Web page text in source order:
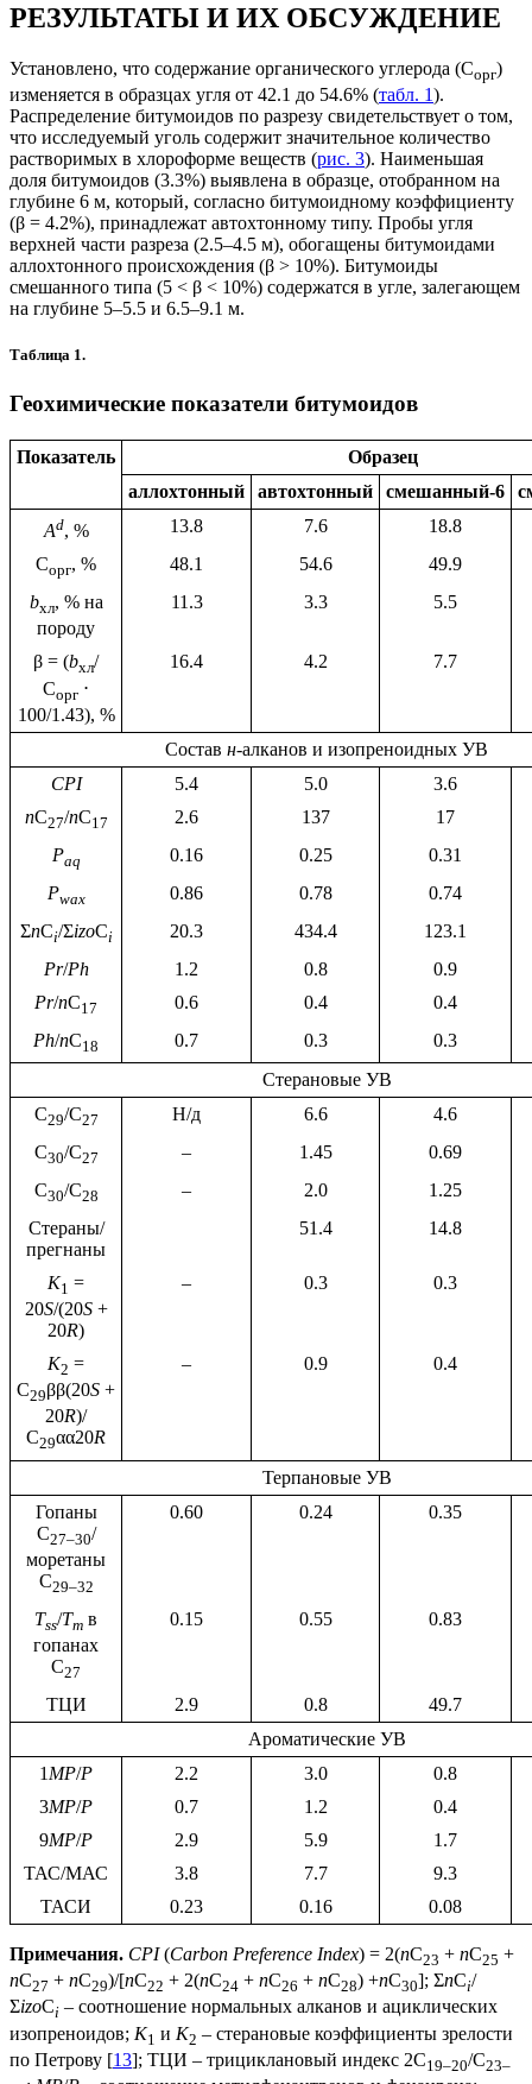
РЕЗУЛЬТАТЫ И ИХ ОБСУЖДЕНИЕ
Установлено, что содержание органического углерода (Cорг)
изменяется в образцах угля от 42.1 до 54.6% (табл. 1).
Распределение битумоидов по разрезу свидетельствует о том,
что исследуемый уголь содержит значительное количество
растворимых в хлороформе веществ (рис. 3). Наименьшая
доля битумоидов (3.3%) выявлена в образце, отобранном на
глубине 6 м, который, согласно битумоидному коэффициенту
(β = 4.2%), принадлежат автохтонному типу. Пробы угля
верхней части разреза (2.5–4.5 м), обогащены битумоидами
аллохтонного происхождения (β > 10%). Битумоиды
смешанного типа (5 < β < 10%) содержатся в угле, залегающем
на глубине 5–5.5 и 6.5–9.1 м.
Таблица 1.
Геохимические показатели битумоидов
Показатель
Образец
аллохтонный
автохтонный смешанный-6
Ad, % 13.8 7.6
18.8
Сорг, % 48.1 54.6
49.9
bхл, % на
породу
11.3 3.3 5.5
β = (bхл/
Сорг ⋅
100/1.43), %
16.4 4.2 7.7
Состав н-алканов и изопреноидных УВ
CPI
5.4 5.0
3.6
nС27/nС17 2.6 137
17
Paq 0.16 0.25
0.31
Pwax 0.86 0.78
0.74
ΣnCi/ΣizoCi 20.3 434.4
123.1
Pr/Ph 1.2 0.8
0.9
Pr/nC17 0.6 0.4
0.4
Ph/nC18 0.7 0.3
0.3
Стерановые УВ
C29/C27 Н/д 6.6
4.6
C30/C27 – 1.45
0.69
C30/C28 – 2.0
1.25
Стераны/
прегнаны
51.4 14.8
К1 =
20S/(20S +
20R)
– 0.3 0.3
К2 =
С29ββ(20S +
20R)/
С29αα20R
– 0.9 0.4
Терпановые УВ
Гопаны
С27–30/
моретаны
С29–32
0.60 0.24 0.35
Tss/Tm в
гопанах
С27
0.15 0.55 0.83
ТЦИ 2.9 0.8
49.7
Ароматические УВ
1 MP/P 2.2 3.0
0.8
3MP/P 0.7 1.2
0.4
9MP/P 2.9 5.9
1.7
ТАС/МАС
3.8 7.7
9.3
ТАСИ
0.23 0.16 0.08
Примечания. CPI(Carbon Preference Index) = 2(nC23 + nC25 +
nC27 + nC29)/[nC22 + 2(nC24 + nC26 + nC28) +nC30]; ΣnCi/
ΣizoCi – соотношение нормальных алканов и ациклических
изопреноидов; К1 и К2 – стерановые коэффициенты зрелости
по Петрову [13]; ТЦИ – трициклановый индекс 2C19–20/C23–